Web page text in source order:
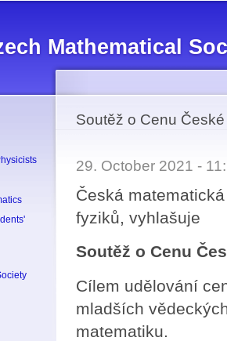
Mathematical
Soutěž o Cenu
29. October 2021 -
Česká
fyziků, vyhlašuje
Soutěž o Cenu
Cílem udělování
mladších
matematiku.